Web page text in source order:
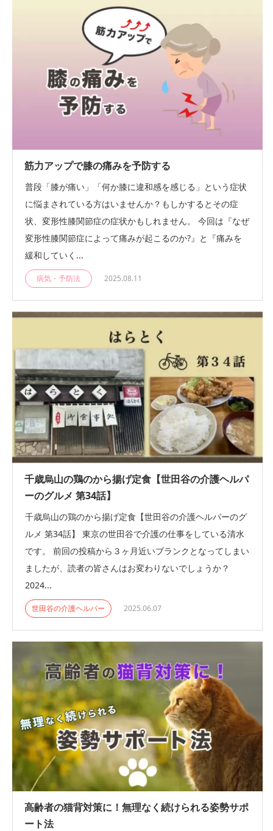
筋力アップで膝の痛みを予防する
普段「膝が痛い」「何か膝に違和感を感じる」という症状
に悩まされている方はいませんか？もしかするとその症
状、変形性膝関節症の症状かもしれません。 今回は『なぜ
変形性膝関節症によって痛みが起こるのか?』と『痛みを
緩和していく...
病気・予防法 2025.08.11
千歳烏山の鶏のから揚げ定食【世田谷の介護ヘルパ
ーのグルメ 第34話】
千歳烏山の鶏のから揚げ定食【世田谷の介護ヘルパーのグ
ルメ 第34話】 東京の世田谷で介護の仕事をしている清水
です。 前回の投稿から３ヶ月近いブランクとなってしまい
ましたが、読者の皆さんはお変わりないでしょうか？
2024...
世田谷の介護ヘルパー 2025.06.07
高齢者の猫背対策に！無理なく続けられる姿勢サポ
ート法